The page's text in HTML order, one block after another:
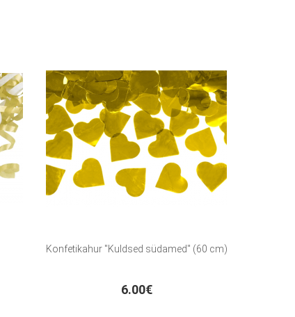
Konfetikahur "Kuldsed südamed" (60 cm)
6.00€